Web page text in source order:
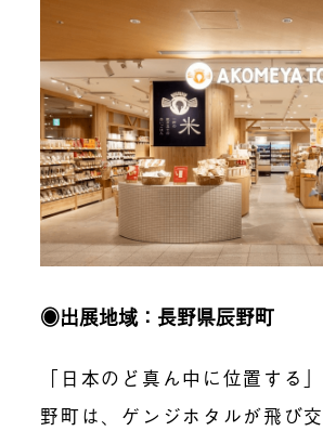
◉出展地域：長野県辰野町
「日本のど真ん中に位置する
野町は、ゲンジホタルが飛び